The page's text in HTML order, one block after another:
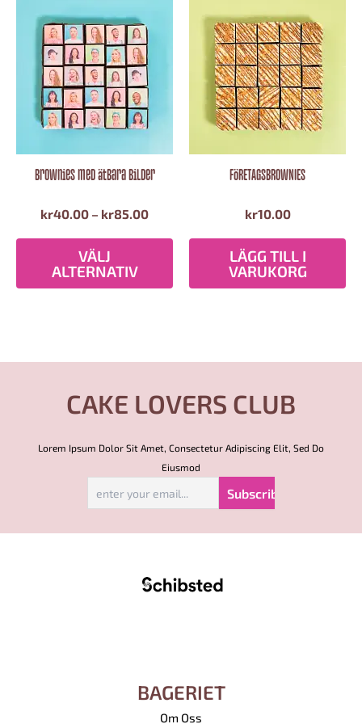
Brownies med ätbara bilder
kr40.00 – kr85.00
kr40.00
kr85.00
VÄLJ
ALTERNATIV
produkten
varianter.
produktsidan
FÖRETAGSBROWNIES
kr10.00
LÄGG TILL I
VARUKORG
CAKE LOVERS CLUB
Lorem Ipsum Dolor Sit Amet, Consectetur Adipiscing Elit, Sed Do
Eiusmod
BAGERIET
Om Oss